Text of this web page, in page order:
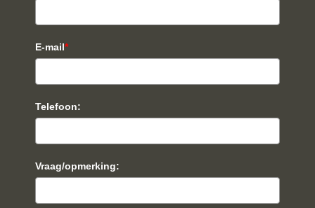
E-mail*
Telefoon:
Vraag/opmerking: